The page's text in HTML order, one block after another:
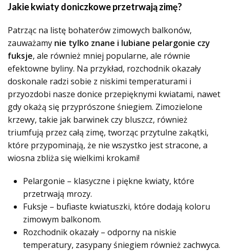
Jakie kwiaty doniczkowe przetrwają zimę?
Patrząc na listę bohaterów zimowych balkonów,
zauważamy nie tylko znane i lubiane pelargonie czy
fuksje, ale również mniej popularne, ale równie
efektowne byliny. Na przykład, rozchodnik okazały
doskonale radzi sobie z niskimi temperaturami i
przyozdobi nasze donice przepięknymi kwiatami, nawet
gdy okażą się przyprószone śniegiem. Zimozielone
krzewy, takie jak barwinek czy bluszcz, również
triumfują przez całą zimę, tworząc przytulne zakątki,
które przypominają, że nie wszystko jest stracone, a
wiosna zbliża się wielkimi krokami!
Pelargonie – klasyczne i piękne kwiaty, które
przetrwają mrozy.
Fuksje – bufiaste kwiatuszki, które dodają koloru
zimowym balkonom.
Rozchodnik okazały – odporny na niskie
temperatury, zasypany śniegiem również zachwyca.